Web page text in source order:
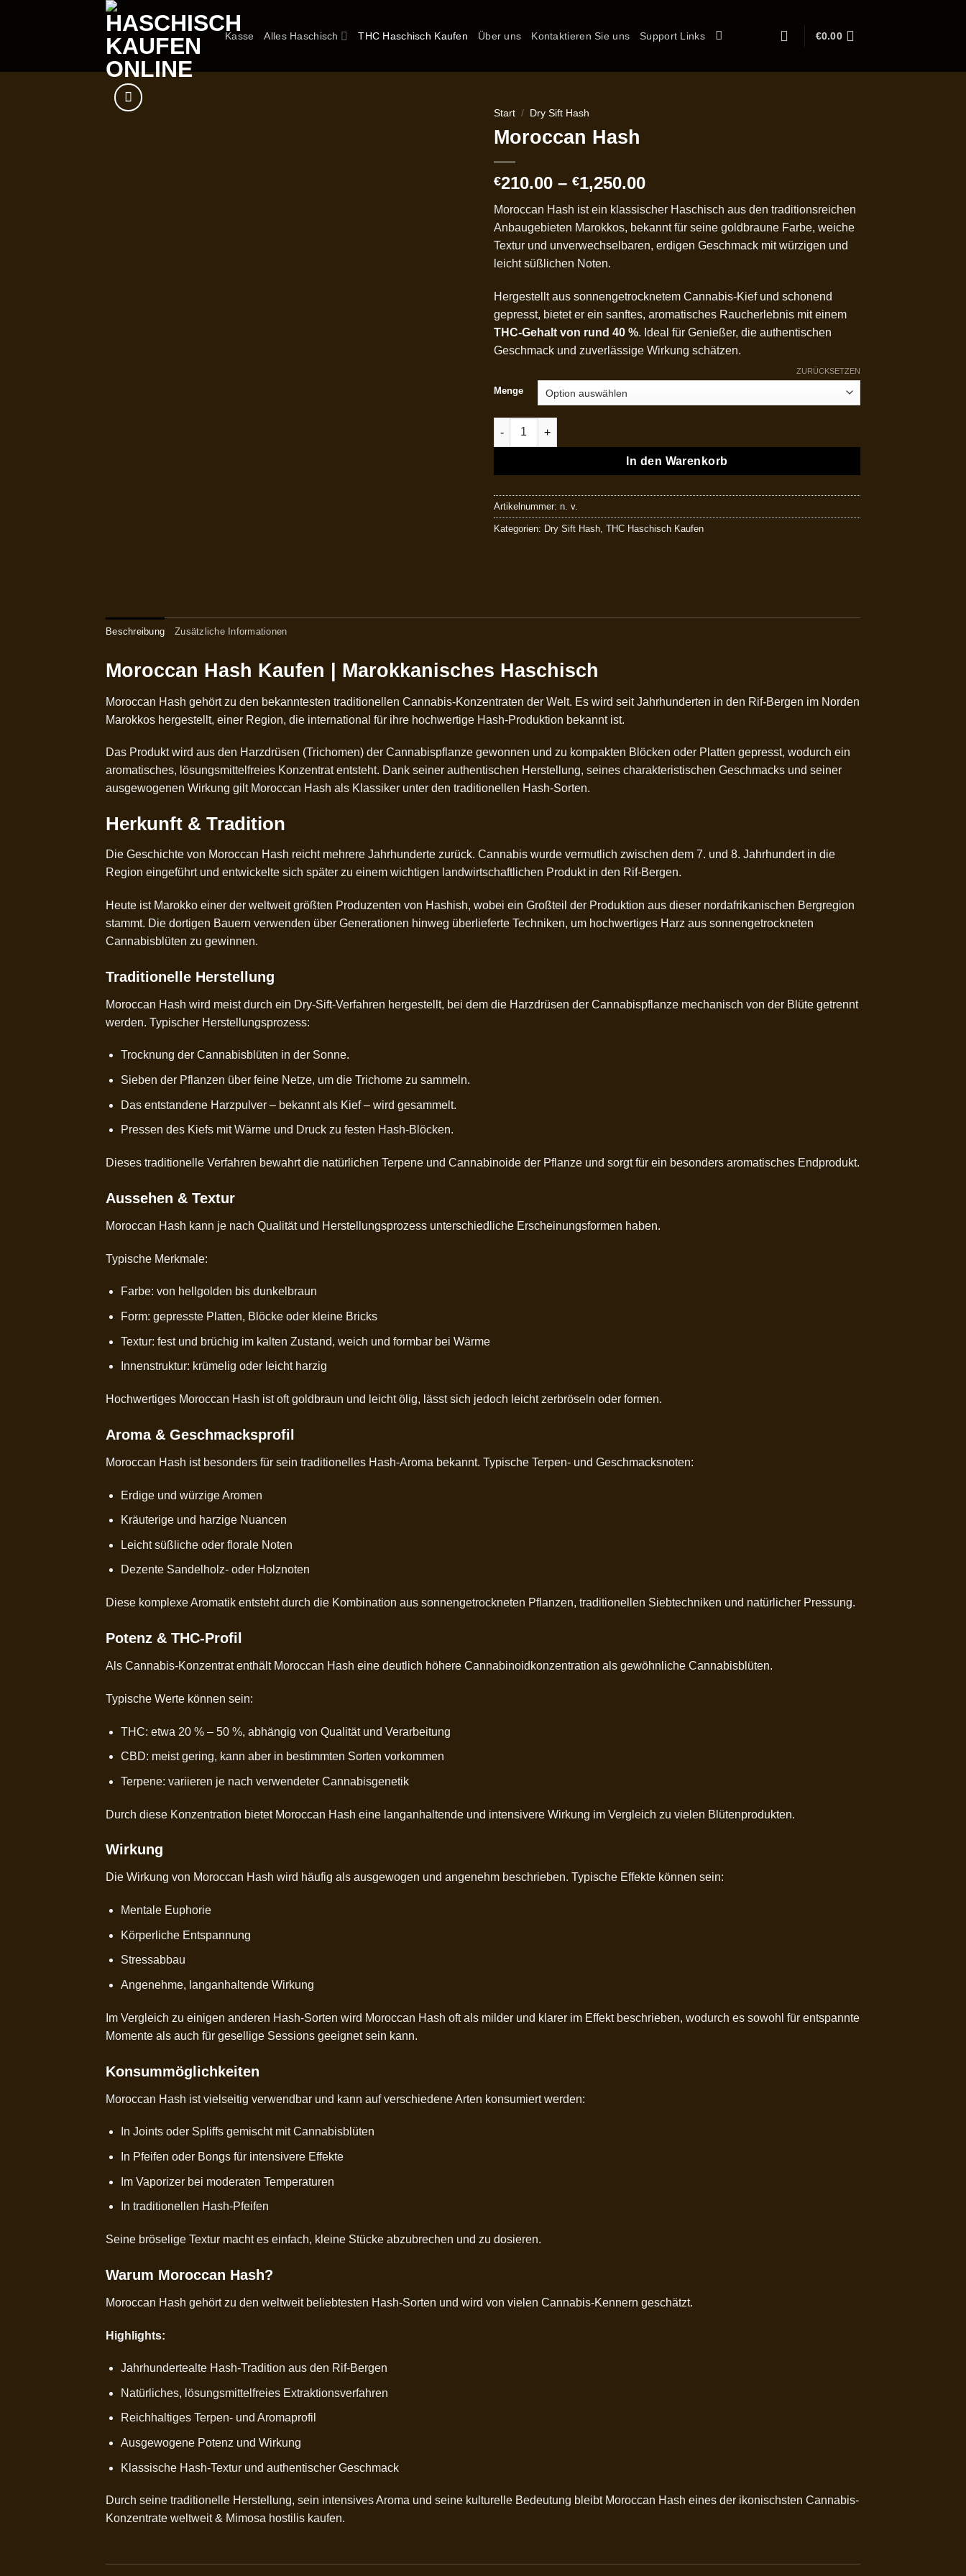
Kasse Alles Haschisch THC Haschisch Kaufen Über uns Kontaktieren Sie uns Support Links €0.00
Start / Dry Sift Hash
Moroccan Hash
€210.00 – €1,250.00Preisspanne:
bis
€1,250.00
Moroccan Hash ist ein klassischer Haschisch aus den traditionsreichen
Anbaugebieten Marokkos, bekannt für seine goldbraune Farbe, weiche
Textur und unverwechselbaren, erdigen Geschmack mit würzigen und
leicht süßlichen Noten.
Hergestellt aus sonnengetrocknetem Cannabis-Kief und schonend
gepresst, bietet er ein sanftes, aromatisches Raucherlebnis mit einem
THC-Gehalt von rund 40 %. Ideal für Genießer, die authentischen
Geschmack und zuverlässige Wirkung schätzen.
Menge
ZURÜCKSETZEN
Moroccan Hash Menge
In den Warenkorb
Artikelnummer: n. v.
Kategorien: Dry Sift Hash, THC Haschisch Kaufen
Beschreibung Zusätzliche Informationen
Moroccan Hash Kaufen | ​Marokkanisches Haschisch
Moroccan Hash gehört zu den bekanntesten traditionellen Cannabis-Konzentraten der Welt. Es wird seit Jahrhunderten in den Rif-Bergen im Norden
Marokkos hergestellt, einer Region, die international für ihre hochwertige Hash-Produktion bekannt ist.
Das Produkt wird aus den Harzdrüsen (Trichomen) der Cannabispflanze gewonnen und zu kompakten Blöcken oder Platten gepresst, wodurch ein
aromatisches, lösungsmittelfreies Konzentrat entsteht. Dank seiner authentischen Herstellung, seines charakteristischen Geschmacks und seiner
ausgewogenen Wirkung gilt Moroccan Hash als Klassiker unter den traditionellen Hash-Sorten.
Herkunft & Tradition
Die Geschichte von Moroccan Hash reicht mehrere Jahrhunderte zurück. Cannabis wurde vermutlich zwischen dem 7. und 8. Jahrhundert in die
Region eingeführt und entwickelte sich später zu einem wichtigen landwirtschaftlichen Produkt in den Rif-Bergen.
Heute ist Marokko einer der weltweit größten Produzenten von Hashish, wobei ein Großteil der Produktion aus dieser nordafrikanischen Bergregion
stammt. Die dortigen Bauern verwenden über Generationen hinweg überlieferte Techniken, um hochwertiges Harz aus sonnengetrockneten
Cannabisblüten zu gewinnen.
Traditionelle Herstellung
Moroccan Hash wird meist durch ein Dry-Sift-Verfahren hergestellt, bei dem die Harzdrüsen der Cannabispflanze mechanisch von der Blüte getrennt
werden. Typischer Herstellungsprozess:
Trocknung der Cannabisblüten in der Sonne.
Sieben der Pflanzen über feine Netze, um die Trichome zu sammeln.
Das entstandene Harzpulver – bekannt als Kief – wird gesammelt.
Pressen des Kiefs mit Wärme und Druck zu festen Hash-Blöcken.
Dieses traditionelle Verfahren bewahrt die natürlichen Terpene und Cannabinoide der Pflanze und sorgt für ein besonders aromatisches Endprodukt.
Aussehen & Textur
Moroccan Hash kann je nach Qualität und Herstellungsprozess unterschiedliche Erscheinungsformen haben.
Typische Merkmale:
Farbe: von hellgolden bis dunkelbraun
Form: gepresste Platten, Blöcke oder kleine Bricks
Textur: fest und brüchig im kalten Zustand, weich und formbar bei Wärme
Innenstruktur: krümelig oder leicht harzig
Hochwertiges Moroccan Hash ist oft goldbraun und leicht ölig, lässt sich jedoch leicht zerbröseln oder formen.
Aroma & Geschmacksprofil
Moroccan Hash ist besonders für sein traditionelles Hash-Aroma bekannt. Typische Terpen- und Geschmacksnoten:
Erdige und würzige Aromen
Kräuterige und harzige Nuancen
Leicht süßliche oder florale Noten
Dezente Sandelholz- oder Holznoten
Diese komplexe Aromatik entsteht durch die Kombination aus sonnengetrockneten Pflanzen, traditionellen Siebtechniken und natürlicher Pressung.
Potenz & THC-Profil
Als Cannabis-Konzentrat enthält Moroccan Hash eine deutlich höhere Cannabinoidkonzentration als gewöhnliche Cannabisblüten.
Typische Werte können sein:
THC: etwa 20 % – 50 %, abhängig von Qualität und Verarbeitung
CBD: meist gering, kann aber in bestimmten Sorten vorkommen
Terpene: variieren je nach verwendeter Cannabisgenetik
Durch diese Konzentration bietet Moroccan Hash eine langanhaltende und intensivere Wirkung im Vergleich zu vielen Blütenprodukten.
Wirkung
Die Wirkung von Moroccan Hash wird häufig als ausgewogen und angenehm beschrieben. Typische Effekte können sein:
Mentale Euphorie
Körperliche Entspannung
Stressabbau
Angenehme, langanhaltende Wirkung
Im Vergleich zu einigen anderen Hash-Sorten wird Moroccan Hash oft als milder und klarer im Effekt beschrieben, wodurch es sowohl für entspannte
Momente als auch für gesellige Sessions geeignet sein kann.
Konsummöglichkeiten
Moroccan Hash ist vielseitig verwendbar und kann auf verschiedene Arten konsumiert werden:
In Joints oder Spliffs gemischt mit Cannabisblüten
In Pfeifen oder Bongs für intensivere Effekte
Im Vaporizer bei moderaten Temperaturen
In traditionellen Hash-Pfeifen
Seine bröselige Textur macht es einfach, kleine Stücke abzubrechen und zu dosieren.
Warum Moroccan Hash?
Moroccan Hash gehört zu den weltweit beliebtesten Hash-Sorten und wird von vielen Cannabis-Kennern geschätzt.
Highlights:
Jahrhundertealte Hash-Tradition aus den Rif-Bergen
Natürliches, lösungsmittelfreies Extraktionsverfahren
Reichhaltiges Terpen- und Aromaprofil
Ausgewogene Potenz und Wirkung
Klassische Hash-Textur und authentischer Geschmack
Durch seine traditionelle Herstellung, sein intensives Aroma und seine kulturelle Bedeutung bleibt Moroccan Hash eines der ikonischsten Cannabis-
Konzentrate weltweit & Mimosa hostilis kaufen.